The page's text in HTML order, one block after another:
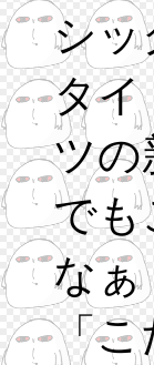
シッ
タイ
ツの
でも
なぁ
「こ